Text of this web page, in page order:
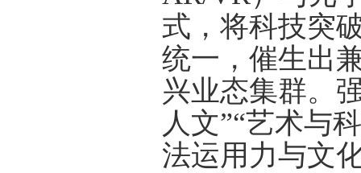
式，将科技突
统一，催生出
兴业态集群。
人文”“艺术与
法运用力与文